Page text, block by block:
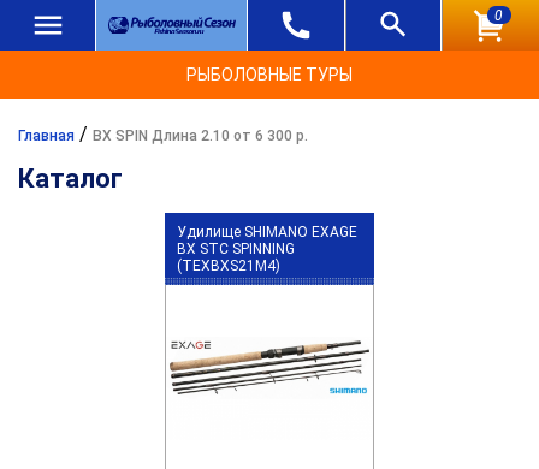
0
РЫБОЛОВНЫЕ ТУРЫ
Главная / BX SPIN Длина 2.10 от 6 300 р.
Каталог
Удилище SHIMANO EXAGE
BX STC SPINNING
(TEXBXS21M4)